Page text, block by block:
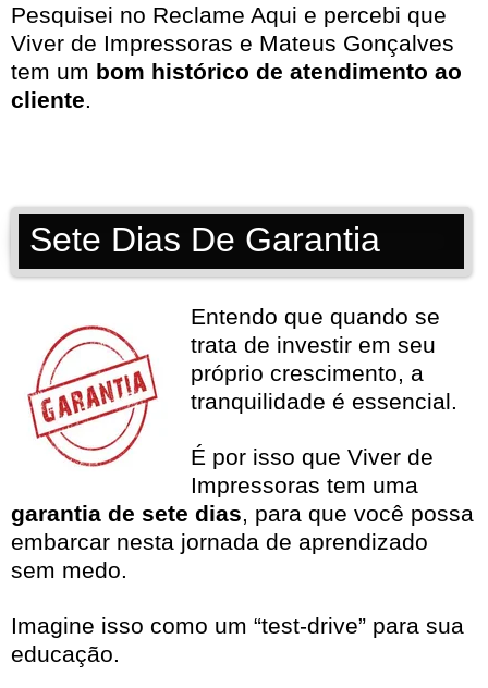
Pesquisei no Reclame Aqui e percebi que
Viver de Impressoras e Mateus Gonçalves
tem um bom histórico de atendimento ao
cliente.
Sete Dias De Garantia
Entendo que quando se
trata de investir em seu
próprio crescimento, a
tranquilidade é essencial.
É por isso que Viver de
Impressoras tem uma
garantia de sete dias, para que você possa
embarcar nesta jornada de aprendizado
sem medo.
Imagine isso como um “test-drive” para sua
educação.